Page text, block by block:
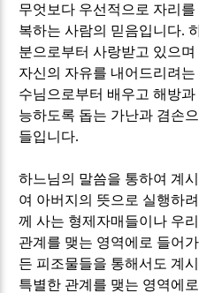
무엇보다 우선적으로 자리
복하는 사람의 믿음입니다.
분으로부터 사랑받고 있으
자신의 자유를 내어드리려는
수님으로부터 배우고 해방
능하도록 돕는 가난과 겸손
들입니다.
하느님의 말씀을 통하여 계
여 아버지의 뜻으로 실행하
께 사는 형제자매들이나 우
관계를 맺는 영역에로 들어
든 피조물들을 통해서도 계
특별한 관계를 맺는 영역에